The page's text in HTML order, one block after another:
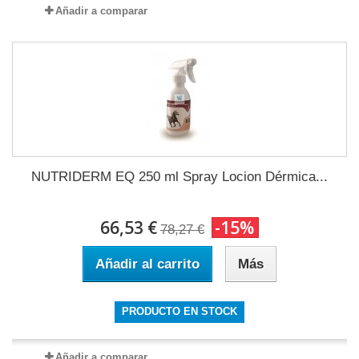
Añadir a comparar
NUTRIDERM EQ 250 ml Spray Locion Dérmica...
66,53 € 78,27 € -15%
Añadir al carrito Más
PRODUCTO EN STOCK